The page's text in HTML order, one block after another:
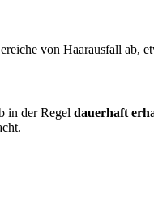
von Haarausfall ab,
in der Regel dauerhaft